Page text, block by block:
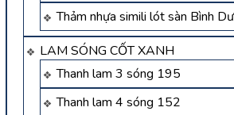
Thảm nhựa simili lót sàn Bình
LAM SÓNG CỐT XANH
Thanh lam 3 sóng 195
Thanh lam 4 sóng 152